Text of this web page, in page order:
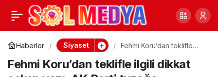
Haberler Siyaset
Fehmi Koru’dan teklifle
Parti tuzağa düşürüldü
Fehmi Koru’dan teklifle ilgili dikkat
DEVA Partili İdris Şahin
açıkladı: Burhan
Kuzu’dan ölmeden önce
0 Paylaş